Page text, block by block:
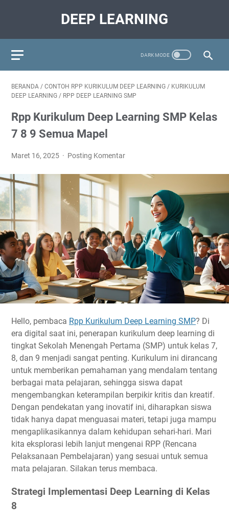
DEEP LEARNING
BERANDA / CONTOH RPP KURIKULUM DEEP LEARNING / KURIKULUM
DEEP LEARNING / RPP DEEP LEARNING SMP
Rpp Kurikulum Deep Learning SMP Kelas
7 8 9 Semua Mapel
Maret 16, 2025 Posting Komentar
Hello, pembaca Rpp Kurikulum Deep Learning SMP? Di
era digital saat ini, penerapan kurikulum deep learning di
tingkat Sekolah Menengah Pertama (SMP) untuk kelas 7,
8, dan 9 menjadi sangat penting. Kurikulum ini dirancang
untuk memberikan pemahaman yang mendalam tentang
berbagai mata pelajaran, sehingga siswa dapat
mengembangkan keterampilan berpikir kritis dan kreatif.
Dengan pendekatan yang inovatif ini, diharapkan siswa
tidak hanya dapat menguasai materi, tetapi juga mampu
mengaplikasikannya dalam kehidupan sehari-hari. Mari
kita eksplorasi lebih lanjut mengenai RPP (Rencana
Pelaksanaan Pembelajaran) yang sesuai untuk semua
mata pelajaran. Silakan terus membaca.
Strategi Implementasi Deep Learning di Kelas
8